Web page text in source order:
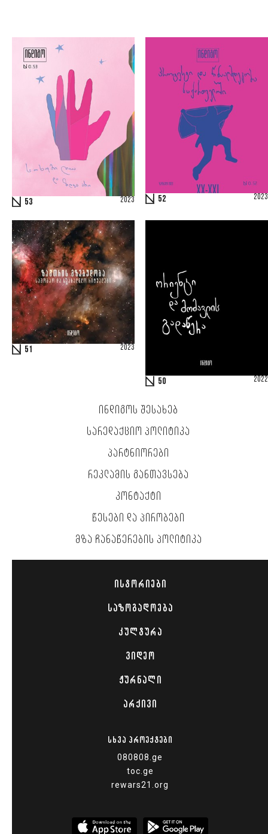
53 2023 52 2023
51 2023
50 2022
ᲘᲜᲓᲘᲒᲝᲡ ᲨᲔᲡᲐᲮᲔᲑ
ᲡᲐᲠᲔᲓᲐᲥᲪᲘᲝ ᲞᲝᲚᲘᲢᲘᲙᲐ
ᲞᲐᲠᲢᲜᲘᲝᲠᲔᲑᲘ
ᲠᲔᲙᲚᲐᲛᲘᲡ ᲒᲐᲜᲗᲐᲕᲡᲔᲑᲐ
ᲙᲝᲜᲢᲐᲥᲢᲘ
ᲬᲔᲡᲔᲑᲘ ᲓᲐ ᲞᲘᲠᲝᲑᲔᲑᲘ
ᲛᲖᲐ ᲩᲐᲜᲐᲬᲔᲠᲔᲑᲘᲡ ᲞᲝᲚᲘᲢᲘᲙᲐ
ᲘᲡᲢᲝᲠᲘᲔᲑᲘ
ᲡᲐᲖᲝᲒᲐᲓᲝᲔᲑᲐ
ᲙᲣᲚᲢᲣᲠᲐ
ᲕᲘᲓᲔᲝ
ᲟᲣᲠᲜᲐᲚᲘ
ᲐᲠᲥᲘᲕᲘ
ᲡᲮᲕᲐ ᲞᲠᲝᲔᲥᲢᲔᲑᲘ
080808.ge
toc.ge
rewars21.org